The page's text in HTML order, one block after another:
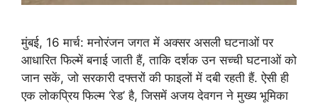
मुंबई, 16 मार्च: मनोरंजन जगत में अक्सर असली घटनाओं पर
आधारित फिल्में बनाई जाती हैं, ताकि दर्शक उन सच्ची घटनाओं को
जान सकें, जो सरकारी दफ्तरों की फाइलों में दबी रहती हैं. ऐसी ही
एक लोकप्रिय फिल्म ‘रेड’ है, जिसमें अजय देवगन ने मुख्य भूमिका